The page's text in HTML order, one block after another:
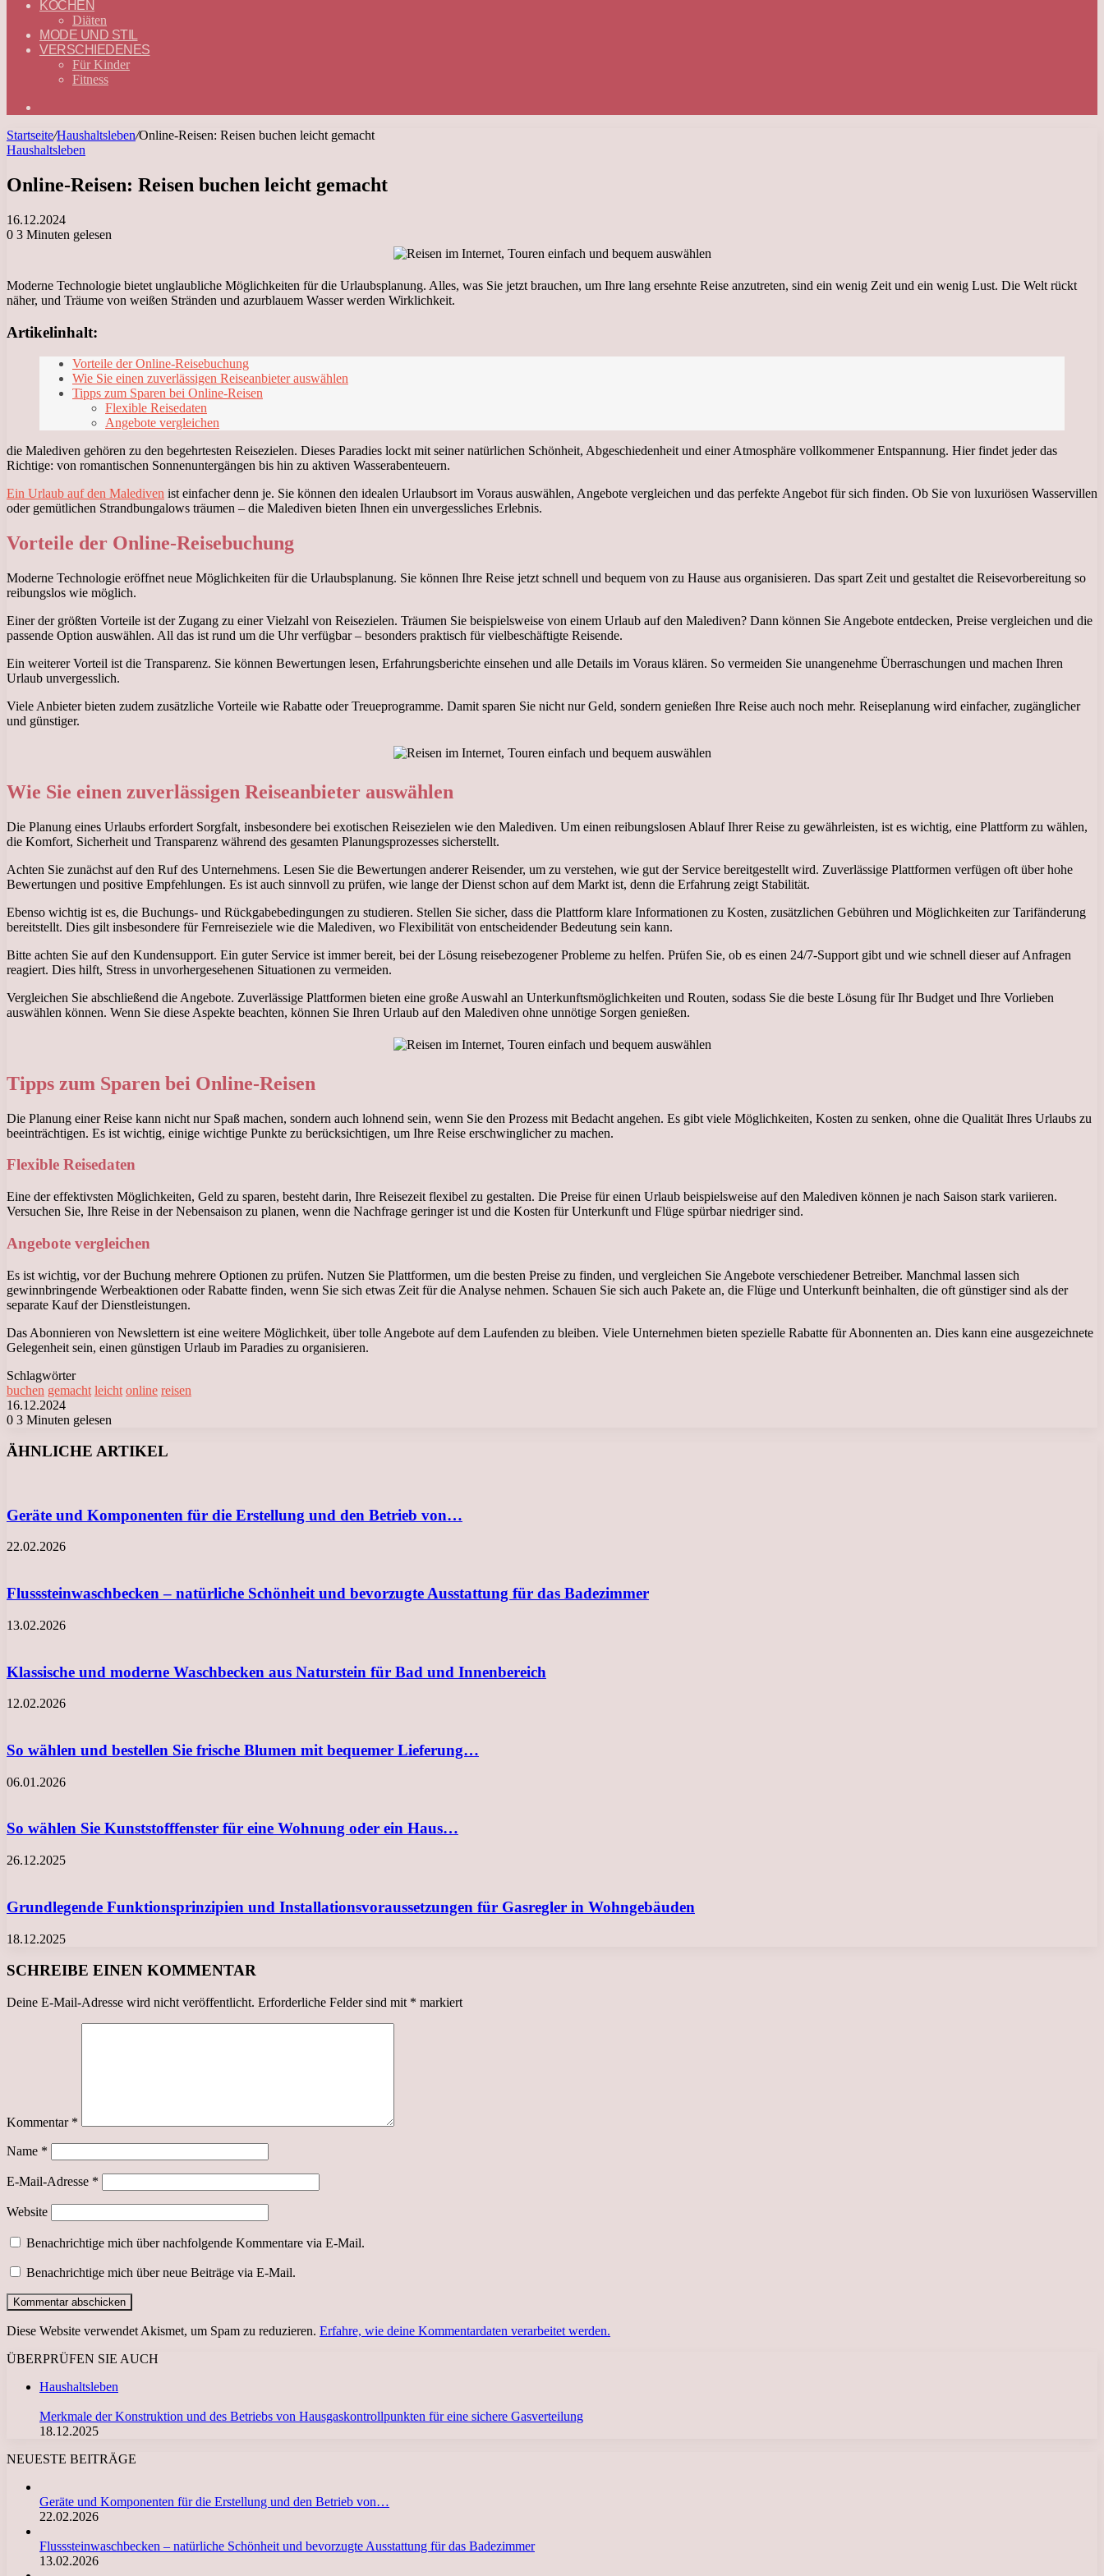
KOCHEN
Diäten
MODE UND STIL
VERSCHIEDENES
Für Kinder
Fitness
Startseite/Haushaltsleben/Online-Reisen: Reisen buchen leicht gemacht
Haushaltsleben
Online-Reisen: Reisen buchen leicht gemacht
16.12.2024
0 3 Minuten gelesen
Moderne Technologie bietet unglaubliche Möglichkeiten für die Urlaubsplanung. Alles, was Sie jetzt brauchen, um Ihre lang ersehnte Reise anzutreten, sind ein wenig Zeit und ein wenig Lust. Die Welt rückt
näher, und Träume von weißen Stränden und azurblauem Wasser werden Wirklichkeit.
Artikelinhalt:
Vorteile der Online-Reisebuchung
Wie Sie einen zuverlässigen Reiseanbieter auswählen
Tipps zum Sparen bei Online-Reisen
Flexible Reisedaten
Angebote vergleichen
die Malediven gehören zu den begehrtesten Reisezielen. Dieses Paradies lockt mit seiner natürlichen Schönheit, Abgeschiedenheit und einer Atmosphäre vollkommener Entspannung. Hier findet jeder das
Richtige: von romantischen Sonnenuntergängen bis hin zu aktiven Wasserabenteuern.
Ein Urlaub auf den Malediven ist einfacher denn je. Sie können den idealen Urlaubsort im Voraus auswählen, Angebote vergleichen und das perfekte Angebot für sich finden. Ob Sie von luxuriösen Wasservillen
oder gemütlichen Strandbungalows träumen – die Malediven bieten Ihnen ein unvergessliches Erlebnis.
Vorteile der Online-Reisebuchung
Moderne Technologie eröffnet neue Möglichkeiten für die Urlaubsplanung. Sie können Ihre Reise jetzt schnell und bequem von zu Hause aus organisieren. Das spart Zeit und gestaltet die Reisevorbereitung so
reibungslos wie möglich.
Einer der größten Vorteile ist der Zugang zu einer Vielzahl von Reisezielen. Träumen Sie beispielsweise von einem Urlaub auf den Malediven? Dann können Sie Angebote entdecken, Preise vergleichen und die
passende Option auswählen. All das ist rund um die Uhr verfügbar – besonders praktisch für vielbeschäftigte Reisende.
Ein weiterer Vorteil ist die Transparenz. Sie können Bewertungen lesen, Erfahrungsberichte einsehen und alle Details im Voraus klären. So vermeiden Sie unangenehme Überraschungen und machen Ihren
Urlaub unvergesslich.
Viele Anbieter bieten zudem zusätzliche Vorteile wie Rabatte oder Treueprogramme. Damit sparen Sie nicht nur Geld, sondern genießen Ihre Reise auch noch mehr. Reiseplanung wird einfacher, zugänglicher
und günstiger.
Wie Sie einen zuverlässigen Reiseanbieter auswählen
Die Planung eines Urlaubs erfordert Sorgfalt, insbesondere bei exotischen Reisezielen wie den Malediven. Um einen reibungslosen Ablauf Ihrer Reise zu gewährleisten, ist es wichtig, eine Plattform zu wählen,
die Komfort, Sicherheit und Transparenz während des gesamten Planungsprozesses sicherstellt.
Achten Sie zunächst auf den Ruf des Unternehmens. Lesen Sie die Bewertungen anderer Reisender, um zu verstehen, wie gut der Service bereitgestellt wird. Zuverlässige Plattformen verfügen oft über hohe
Bewertungen und positive Empfehlungen. Es ist auch sinnvoll zu prüfen, wie lange der Dienst schon auf dem Markt ist, denn die Erfahrung zeigt Stabilität.
Ebenso wichtig ist es, die Buchungs- und Rückgabebedingungen zu studieren. Stellen Sie sicher, dass die Plattform klare Informationen zu Kosten, zusätzlichen Gebühren und Möglichkeiten zur Tarifänderung
bereitstellt. Dies gilt insbesondere für Fernreiseziele wie die Malediven, wo Flexibilität von entscheidender Bedeutung sein kann.
Bitte achten Sie auf den Kundensupport. Ein guter Service ist immer bereit, bei der Lösung reisebezogener Probleme zu helfen. Prüfen Sie, ob es einen 24/7-Support gibt und wie schnell dieser auf Anfragen
reagiert. Dies hilft, Stress in unvorhergesehenen Situationen zu vermeiden.
Vergleichen Sie abschließend die Angebote. Zuverlässige Plattformen bieten eine große Auswahl an Unterkunftsmöglichkeiten und Routen, sodass Sie die beste Lösung für Ihr Budget und Ihre Vorlieben
auswählen können. Wenn Sie diese Aspekte beachten, können Sie Ihren Urlaub auf den Malediven ohne unnötige Sorgen genießen.
Tipps zum Sparen bei Online-Reisen
Die Planung einer Reise kann nicht nur Spaß machen, sondern auch lohnend sein, wenn Sie den Prozess mit Bedacht angehen. Es gibt viele Möglichkeiten, Kosten zu senken, ohne die Qualität Ihres Urlaubs zu
beeinträchtigen. Es ist wichtig, einige wichtige Punkte zu berücksichtigen, um Ihre Reise erschwinglicher zu machen.
Flexible Reisedaten
Eine der effektivsten Möglichkeiten, Geld zu sparen, besteht darin, Ihre Reisezeit flexibel zu gestalten. Die Preise für einen Urlaub beispielsweise auf den Malediven können je nach Saison stark variieren.
Versuchen Sie, Ihre Reise in der Nebensaison zu planen, wenn die Nachfrage geringer ist und die Kosten für Unterkunft und Flüge spürbar niedriger sind.
Angebote vergleichen
Es ist wichtig, vor der Buchung mehrere Optionen zu prüfen. Nutzen Sie Plattformen, um die besten Preise zu finden, und vergleichen Sie Angebote verschiedener Betreiber. Manchmal lassen sich
gewinnbringende Werbeaktionen oder Rabatte finden, wenn Sie sich etwas Zeit für die Analyse nehmen. Schauen Sie sich auch Pakete an, die Flüge und Unterkunft beinhalten, die oft günstiger sind als der
separate Kauf der Dienstleistungen.
Das Abonnieren von Newslettern ist eine weitere Möglichkeit, über tolle Angebote auf dem Laufenden zu bleiben. Viele Unternehmen bieten spezielle Rabatte für Abonnenten an. Dies kann eine ausgezeichnete
Gelegenheit sein, einen günstigen Urlaub im Paradies zu organisieren.
Schlagwörter
buchen gemacht leicht online reisen
16.12.2024
0 3 Minuten gelesen
ÄHNLICHE ARTIKEL
Geräte und Komponenten für die Erstellung und den Betrieb von…
22.02.2026
Flusssteinwaschbecken – natürliche Schönheit und bevorzugte Ausstattung für das Badezimmer
13.02.2026
Klassische und moderne Waschbecken aus Naturstein für Bad und Innenbereich
12.02.2026
So wählen und bestellen Sie frische Blumen mit bequemer Lieferung…
06.01.2026
So wählen Sie Kunststofffenster für eine Wohnung oder ein Haus…
26.12.2025
Grundlegende Funktionsprinzipien und Installationsvoraussetzungen für Gasregler in Wohngebäuden
18.12.2025
SCHREIBE EINEN KOMMENTAR
Deine E-Mail-Adresse wird nicht veröffentlicht. Erforderliche Felder sind mit * markiert
Kommentar *
Name *
E-Mail-Adresse *
Website
Benachrichtige mich über nachfolgende Kommentare via E-Mail.
Benachrichtige mich über neue Beiträge via E-Mail.
Diese Website verwendet Akismet, um Spam zu reduzieren. Erfahre, wie deine Kommentardaten verarbeitet werden.
ÜBERPRÜFEN SIE AUCH
Haushaltsleben
Merkmale der Konstruktion und des Betriebs von Hausgaskontrollpunkten für eine sichere Gasverteilung
18.12.2025
NEUESTE BEITRÄGE
Geräte und Komponenten für die Erstellung und den Betrieb von…
22.02.2026
Flusssteinwaschbecken – natürliche Schönheit und bevorzugte Ausstattung für das Badezimmer
13.02.2026